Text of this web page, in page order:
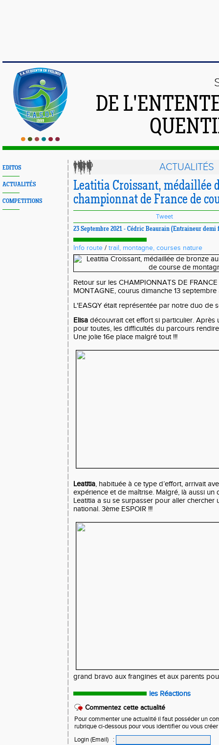
DE
EDITOS
ACTUALITÉS
COMPETITIONS
ACTUALITÉS
Leatitia Croissant, médaillée
championnat de France de
Tweet
23 Septembre 2021 - Cédric Beaurain (Entraineur demi
Info route / trail, montagne, courses nature
Retour sur les CHAMPIONNATS DE
MONTAGNE, courus dimanche 13 septembre
L'EASQY était représentée par notre duo de
Elisa découvrait cet effort si particulier. Après
pour toutes, les difficultés du parcours
Une jolie 16e place malgré tout !!!
Leatitia, habituée à ce type d’effort, arrivait
expérience et de maîtrise. Malgré, là aussi un
Leatitia a su se surpasser pour aller chercher
national. 3ème ESPOIR !!!
grand bravo aux frangines et aux parents
les Réactions
Commentez cette actualité
Pour commenter une actualité il faut posséder un
rubrique ci-dessous pour vous identifier ou vous
Login (Email)
: